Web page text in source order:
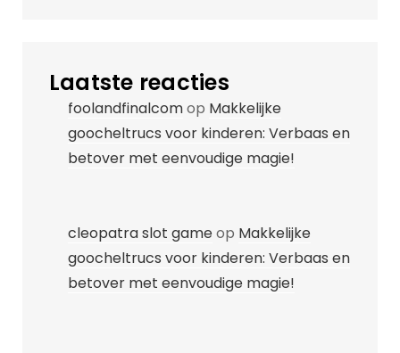
Laatste reacties
foolandfinalcomop Makkelijke
goocheltrucs voor kinderen: Verbaas en
betover met eenvoudige magie!
cleopatra slot gameop Makkelijke
goocheltrucs voor kinderen: Verbaas en
betover met eenvoudige magie!